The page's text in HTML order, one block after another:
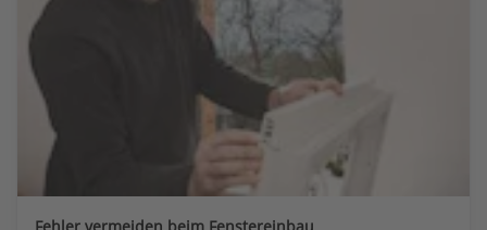
Fehler vermeiden beim Fenstereinbau